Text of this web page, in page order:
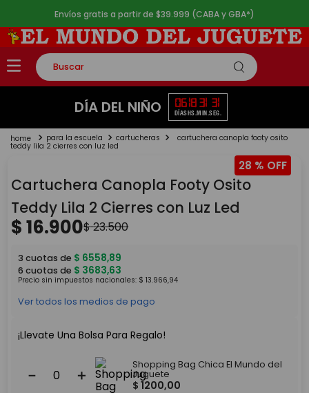
Envíos gratis a partir de $39.999 (CABA y GBA*)
Buscar
TÉRMINOS MÁS BUSCADOS
2.
lego
4.
monopatin
5 . toy story
DÍA DEL NIÑO 06
DÍAS
18
HS.
31
MIN.
30
SEG.
para la escuela cartucheras cartuchera canopla footy osito
teddy lila 2 cierres con luz led
28 %
Cartuchera Canopla Footy Osito
Teddy Lila 2 Cierres con Luz Led
$16.900$23.500
3 cuotas de $ 6558,89
6 cuotas de $ 3683,63
Precio sin impuestos nacionales: $ 13.966,94
Ver todos los medios de pago
¡Llevate Una Bolsa Para Regalo!
＋
－
Shopping Bag Chica El Mundo del
Juguete
$ 1200,00